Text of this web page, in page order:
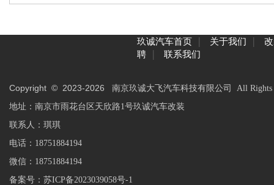
玖诚汽车首页 | 关于我们 |
聘
| 联系我们
Copyright © 2023-2026
南京玖诚大飞汽车科技有限公司 All Rights
地址：南京市雨花台区天欣路1号玖诚汽车改装
联系人：琪琪
电话：18751884194
微信：18751884194
备案号： 苏ICP备2023039058号-1